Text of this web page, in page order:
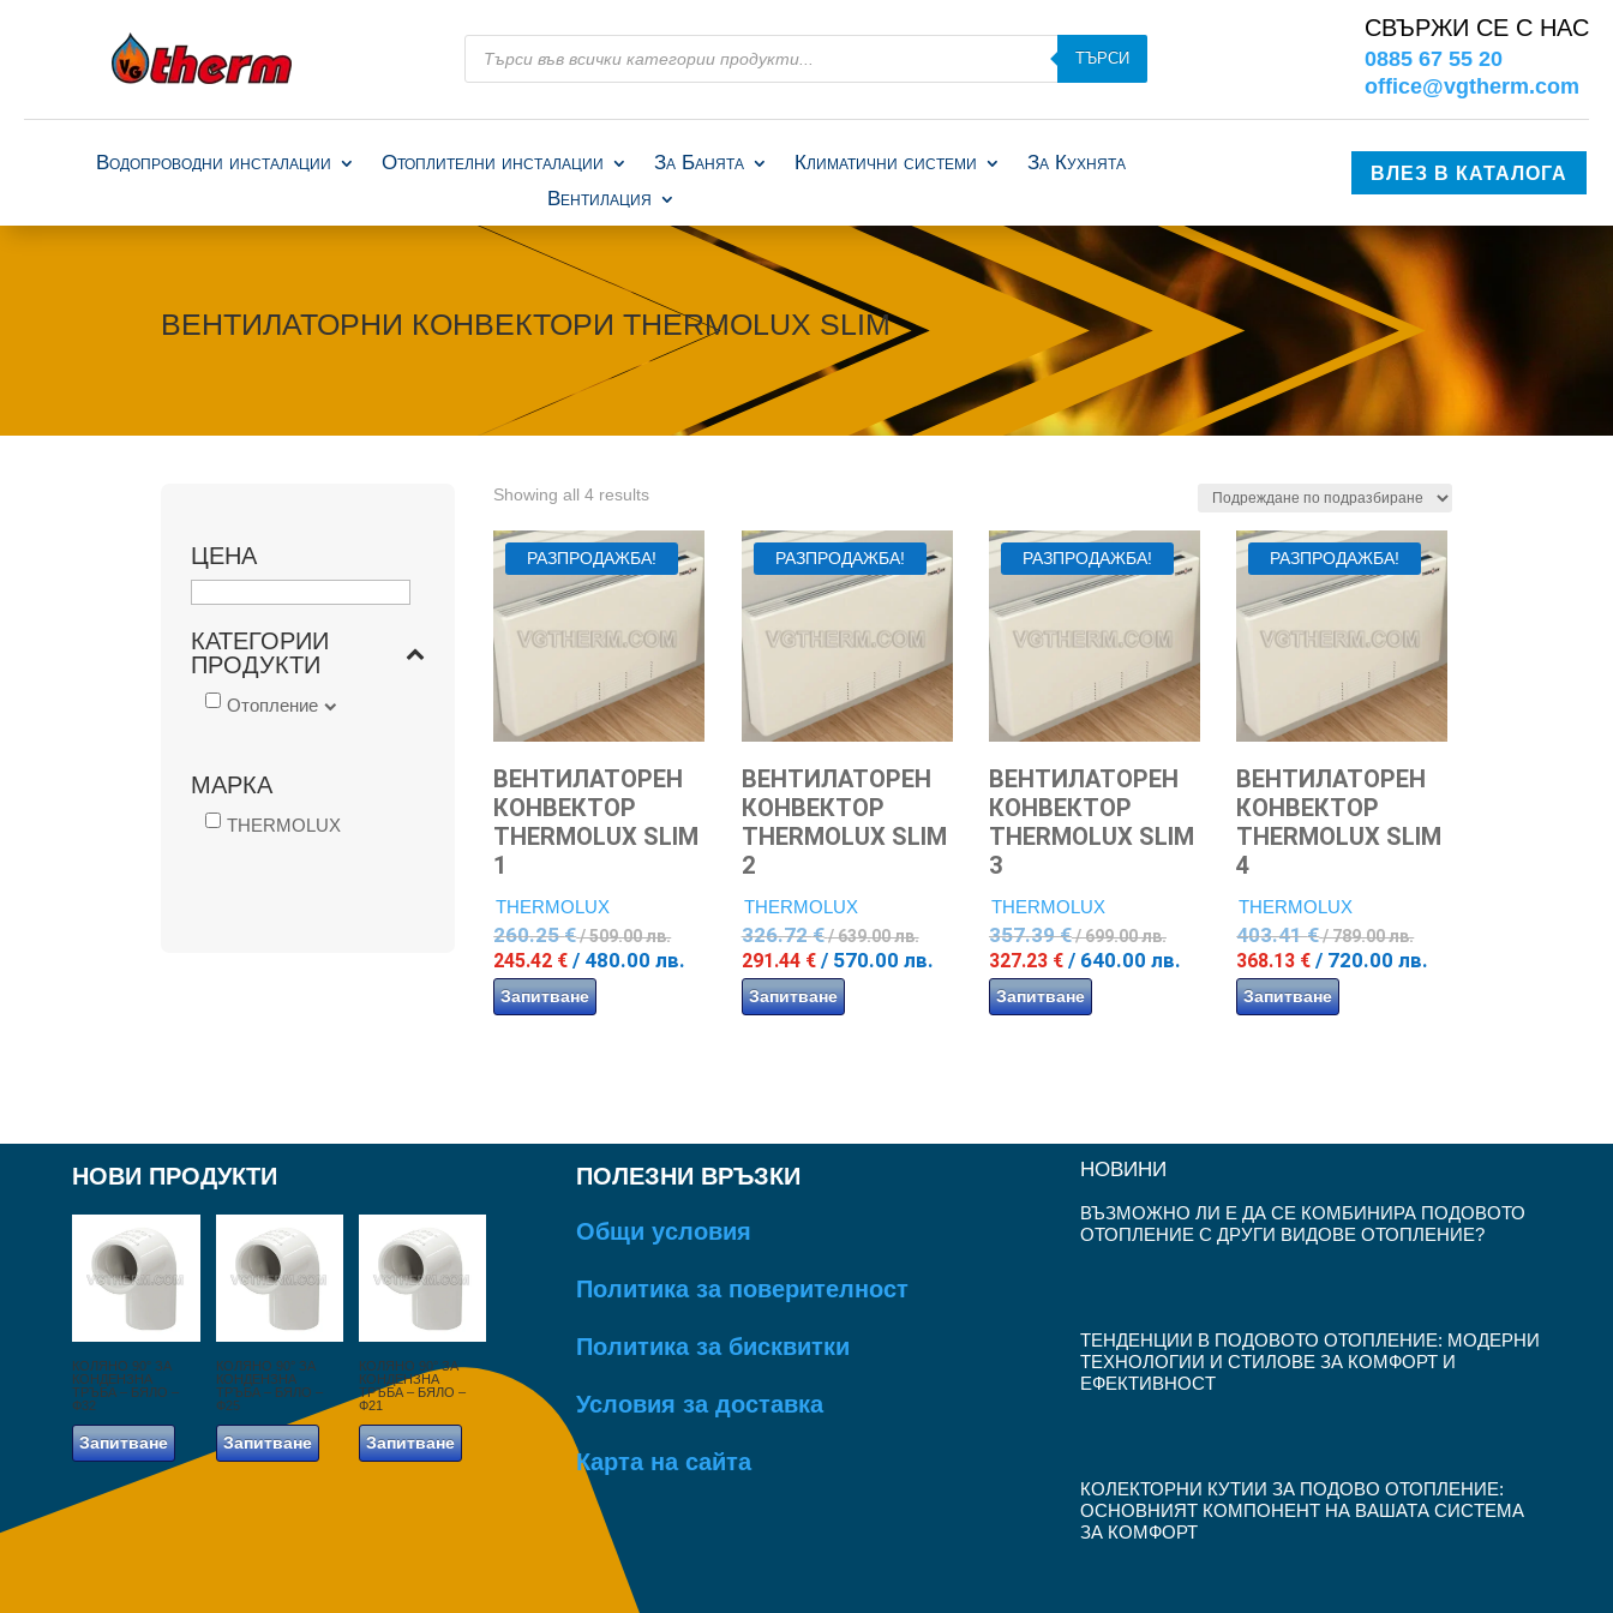
Products
search
ТЪРСИ
СВЪРЖИ СЕ С НАС
0885 67 55 20
office@vgtherm.com
Водопроводни инсталации Отоплителни инсталации За Банята Климатични системи
За Кухнята
Вентилация
ВЛЕЗ В КАТАЛОГА
ВЕНТИЛАТОРНИ КОНВЕКТОРИ THERMOLUX SLIM
ЦЕНА
КАТЕГОРИИ
ПРОДУКТИ
Отопление
МАРКА
THERMOLUX
Showing all 4 results
РАЗПРОДАЖБА!
ВЕНТИЛАТОРЕН
КОНВЕКТОР
THERMOLUX SLIM
1
THERMOLUX
260.25€/ 509.00 лв.Original
price
260.25 €
245.42 € / 480.00 лв. Текущата
Запитване
РАЗПРОДАЖБА!
ВЕНТИЛАТОРЕН
КОНВЕКТОР
THERMOLUX SLIM
2
THERMOLUX
326.72€/ 639.00 лв.Original
price
326.72 €
291.44 € / 570.00 лв.Текущата
Запитване
РАЗПРОДАЖБА!
ВЕНТИЛАТОРЕН
КОНВЕКТОР
THERMOLUX SLIM
3
THERMOLUX
357.39€/ 699.00 лв.Original
price
357.39 €
327.23 € / 640.00 лв.Текущата
Запитване
РАЗПРОДАЖБА!
ВЕНТИЛАТОРЕН
КОНВЕКТОР
THERMOLUX SLIM
4
THERMOLUX
403.41€/ 789.00 лв.Original
price
368.13 € / 720.00 лв.
Запитване
НОВИ ПРОДУКТИ
КОЛЯНО 90° ЗА
КОНДЕНЗНА
ТРЪБА – БЯЛО –
Ф32
Запитване
КОЛЯНО 90° ЗА
КОНДЕНЗНА
ТРЪБА – БЯЛО –
Ф25
Запитване
КОЛЯНО 90° ЗА
КОНДЕНЗНА
ТРЪБА – БЯЛО –
Ф21
Запитване
ПОЛЕЗНИ ВРЪЗКИ
Общи условия
Политика за поверителност
Политика за бисквитки
Условия за доставка
Карта на сайта
НОВИНИ
ВЪЗМОЖНО ЛИ Е ДА СЕ КОМБИНИРА ПОДОВОТО
ОТОПЛЕНИЕ С ДРУГИ ВИДОВЕ ОТОПЛЕНИЕ?
ТЕНДЕНЦИИ В ПОДОВОТО ОТОПЛЕНИЕ: МОДЕРНИ
ТЕХНОЛОГИИ И СТИЛОВЕ ЗА КОМФОРТ И
ЕФЕКТИВНОСТ
КОЛЕКТОРНИ КУТИИ ЗА ПОДОВО ОТОПЛЕНИЕ:
ОСНОВНИЯТ КОМПОНЕНТ НА ВАШАТА СИСТЕМА
ЗА КОМФОРТ